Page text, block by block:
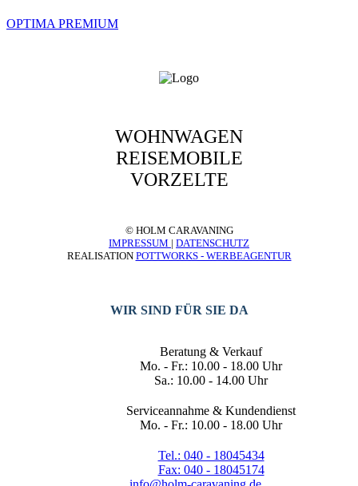
OPTIMA PREMIUM
WOHNWAGEN
REISEMOBILE
VORZELTE
© HOLM CARAVANING
IMPRESSUM | DATENSCHUTZ
REALISATION POTTWORKS - WERBEAGENTUR
WIR SIND FÜR SIE DA
Beratung & Verkauf
Mo. - Fr.: 10.00 - 18.00 Uhr
Sa.: 10.00 - 14.00 Uhr
Serviceannahme & Kundendienst
Mo. - Fr.: 10.00 - 18.00 Uhr
Tel.: 040 - 18045434
Fax: 040 - 18045174